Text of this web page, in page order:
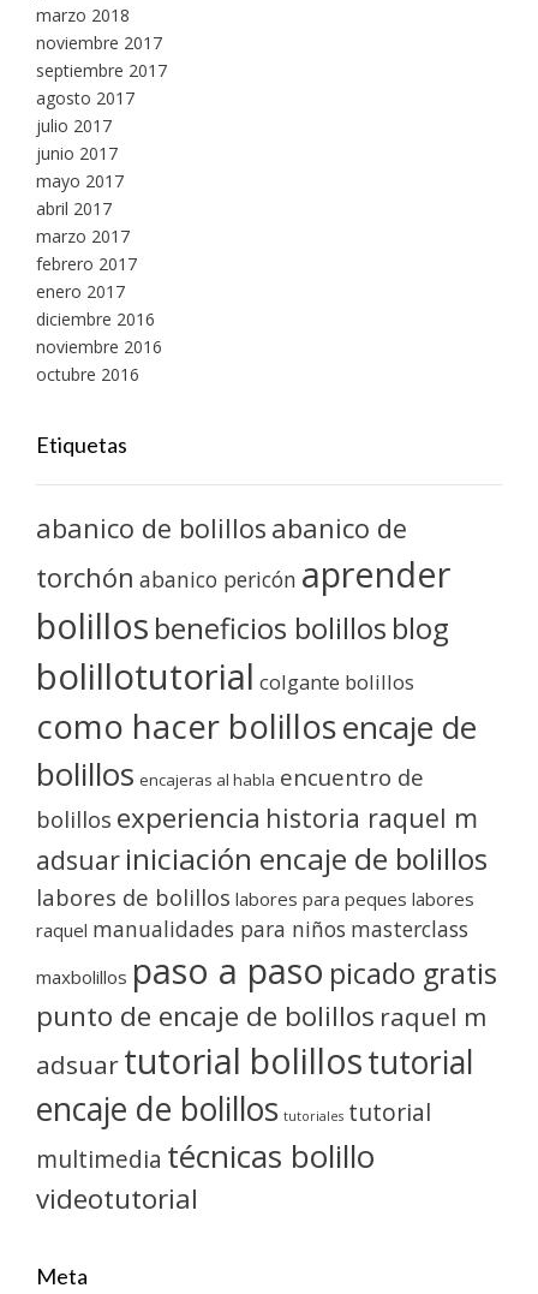
marzo 2018
noviembre 2017
septiembre 2017
agosto 2017
julio 2017
junio 2017
mayo 2017
abril 2017
marzo 2017
febrero 2017
enero 2017
diciembre 2016
noviembre 2016
octubre 2016
Etiquetas
abanico de bolillos abanico de
torchón abanico pericón aprender
bolillos beneficios bolillos blog
bolillotutorial colgante bolillos
como hacer bolillosencaje de
bolillos encajeras al habla encuentro de
bolillos experiencia historia raquel m
adsuar iniciación encaje de bolillos
labores de bolillos labores para peques labores
raquel manualidades para niños masterclass
maxbolillos paso a paso picado gratis
punto de encaje de bolillos raquel m
adsuartutorial bolillostutorial
encaje de bolillos tutoriales tutorial
multimedia técnicas bolillo
videotutorial
Meta